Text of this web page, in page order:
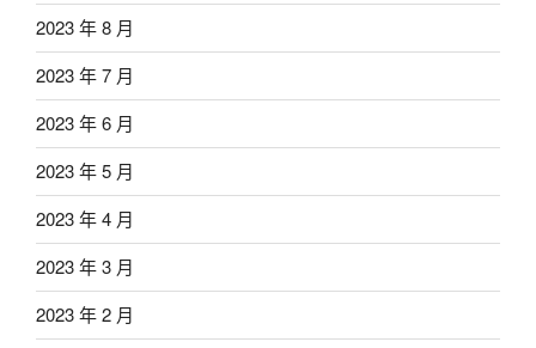
2023 年 8 月
2023 年 7 月
2023 年 6 月
2023 年 5 月
2023 年 4 月
2023 年 3 月
2023 年 2 月